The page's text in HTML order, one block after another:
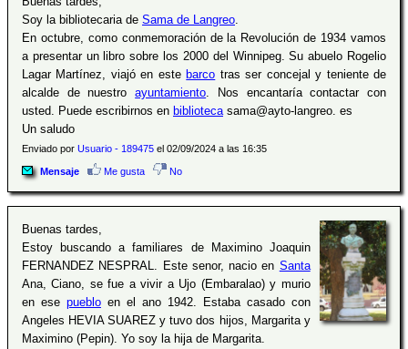
Soy la bibliotecaria de Sama de Langreo.
En octubre, como conmemoración de la Revolución de 1934 vamos
a presentar un libro sobre los 2000 del Winnipeg. Su abuelo Rogelio
Lagar Martínez, viajó en este barco tras ser concejal y teniente de
alcalde de nuestroayuntamiento. Nos encantaría contactar con
usted. Puede escribirnos en bibliotecasama@ayto-langreo. es
Un saludo
Enviado por Usuario - 189475 el 02/09/2024 a las 16:35
Mensaje Me gusta No
Buenas tardes,
Estoy buscando a familiares de Maximino Joaquin
FERNANDEZ NESPRAL. Este senor, nacio en Santa
Ana, Ciano, se fue a vivir a Ujo (Embaralao) y murio
en ese puebloen el ano 1942. Estaba casado con
Angeles HEVIA SUAREZ y tuvo dos hijos, Margarita y
Maximino (Pepin). Yo soy la hija de Margarita.